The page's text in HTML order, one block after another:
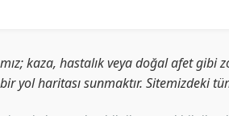
kaza, hastalık veya doğal afet gibi
yol haritası sunmaktır. Sitemizdeki